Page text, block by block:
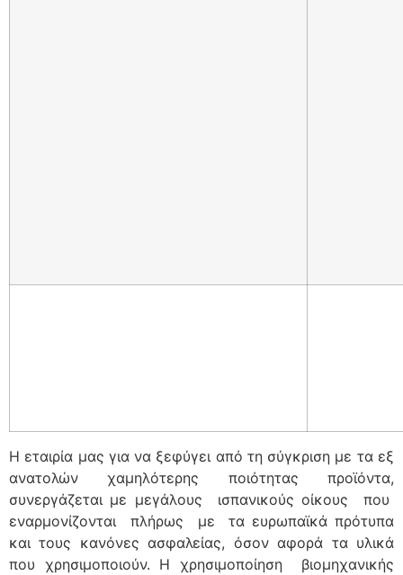
Η εταιρία μας για να ξεφύγει από τη σύγκριση με τα εξ
ανατολών χαμηλότερης ποιότητας προϊόντα,
συνεργάζεται με μεγάλους ισπανικούς οίκους που
εναρμονίζονται πλήρως με τα ευρωπαϊκά πρότυπα
και τους κανόνες ασφαλείας, όσον αφορά τα υλικά
που χρησιμοποιούν. Η χρησιμοποίηση βιομηχανικής